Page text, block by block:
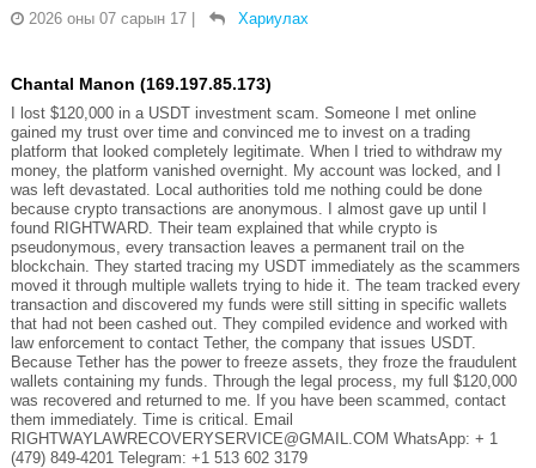
2026 оны 07 сарын 17 | Хариулах
Chantal Manon (169.197.85.173)
I lost $120,000 in a USDT investment scam. Someone I met online
gained my trust over time and convinced me to invest on a trading
platform that looked completely legitimate. When I tried to withdraw my
money, the platform vanished overnight. My account was locked, and I
was left devastated. Local authorities told me nothing could be done
because crypto transactions are anonymous. I almost gave up until I
found RIGHTWARD. Their team explained that while crypto is
pseudonymous, every transaction leaves a permanent trail on the
blockchain. They started tracing my USDT immediately as the scammers
moved it through multiple wallets trying to hide it. The team tracked every
transaction and discovered my funds were still sitting in specific wallets
that had not been cashed out. They compiled evidence and worked with
law enforcement to contact Tether, the company that issues USDT.
Because Tether has the power to freeze assets, they froze the fraudulent
wallets containing my funds. Through the legal process, my full $120,000
was recovered and returned to me. If you have been scammed, contact
them immediately. Time is critical. Email
RIGHTWAYLAWRECOVERYSERVICE@GMAIL.COM WhatsApp: + 1
(479) 849-4201 Telegram: ‪+1 513 602 3179